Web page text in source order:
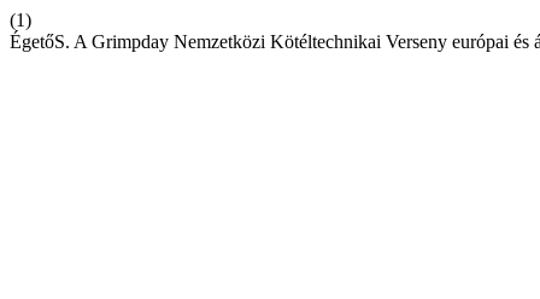
(1)
ÉgetőS. A Grimpday Nemzetközi Kötéltechnikai Verseny európai és